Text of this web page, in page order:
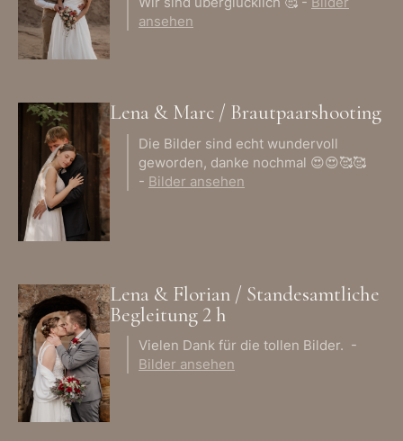
ansehen
Lena & Marc / Brautpaarshooting
Die Bilder sind echt wundervoll
geworden, danke nochmal 😍😍🥰🥰
- Bilder ansehen
Lena & Florian / Standesamtliche
Begleitung 2 h
Vielen Dank für die tollen Bilder. -
Bilder ansehen